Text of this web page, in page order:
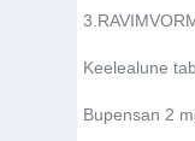
3.
Keelealune
Bupensan 2